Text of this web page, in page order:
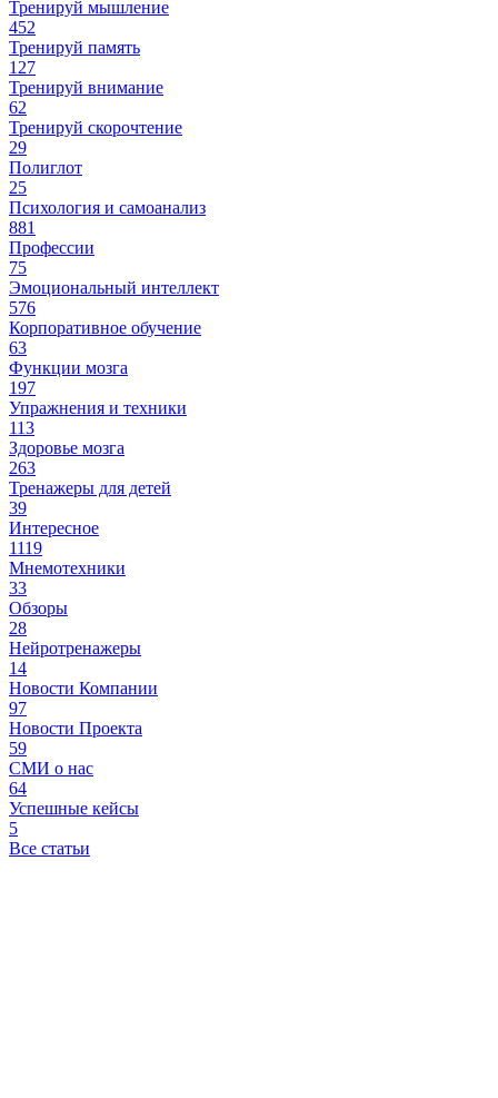
Тренируй мышление
452
Тренируй память
127
Тренируй внимание
62
Тренируй скорочтение
29
Полиглот
25
Психология и самоанализ
881
Профессии
75
Эмоциональный интеллект
576
Корпоративное обучение
63
Функции мозга
197
Упражнения и техники
113
Здоровье мозга
263
Тренажеры для детей
39
Интересное
1119
Мнемотехники
33
Обзоры
28
Нейротренажеры
14
Новости Компании
97
Новости Проекта
59
СМИ о нас
64
Успешные кейсы
5
Все статьи